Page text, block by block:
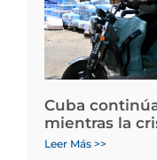
Cuba
mientras la
Leer Más >>